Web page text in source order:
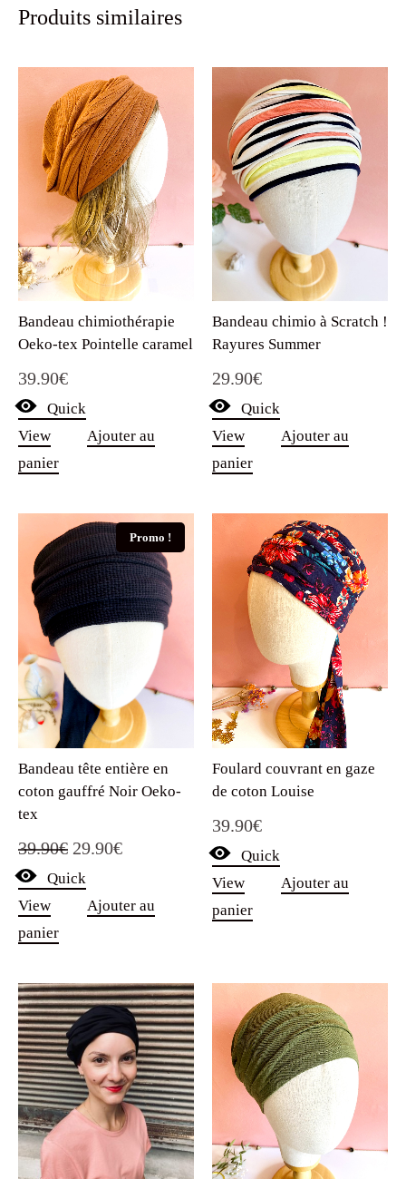
Produits similaires
Bandeau chimiothérapie
Oeko-tex Pointelle caramel
39.90€
Quick
View
Ajouter au
panier
Bandeau chimio à Scratch !
Rayures Summer
29.90€
Quick
View
Ajouter au
panier
Promo !
Bandeau tête entière en
coton gauffré Noir Oeko-
tex
39.90€ Le
prix
initial
29.90€Le
actuel
Quick
View
Ajouter au
panier
Foulard couvrant en gaze
de coton Louise
39.90€
Quick
View
Ajouter au
panier